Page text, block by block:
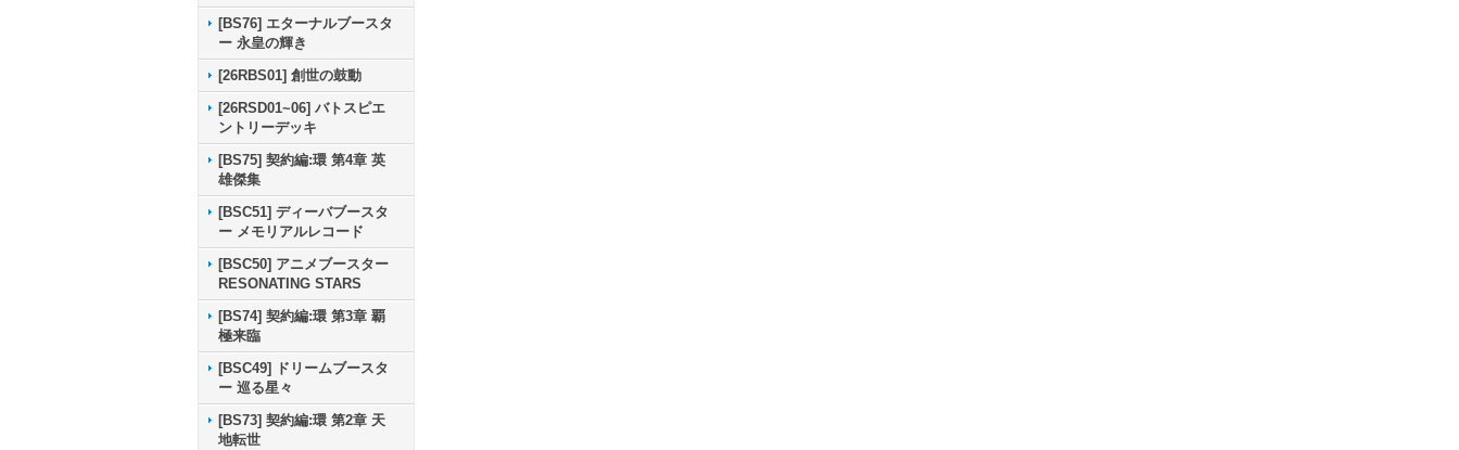
[BS76] エターナルブースタ
ー 永皇の輝き
[26RBS01] 創世の鼓動
[26RSD01~06] バトスピエ
ントリーデッキ
[BS75] 契約編:環 第4章 英
雄傑集
[BSC51] ディーバブースタ
ー メモリアルレコード
[BSC50] アニメブースター
RESONATING STARS
[BS74] 契約編:環 第3章 覇
極来臨
[BSC49] ドリームブースタ
ー 巡る星々
[BS73] 契約編:環 第2章 天
地転世